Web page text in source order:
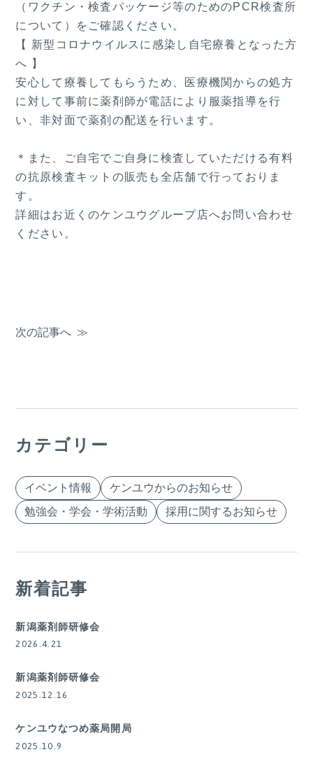
（ワクチン・検査パッケージ等のためのPCR検査所
について）をご確認ください。
【 新型コロナウイルスに感染し自宅療養となった方
へ 】
安心して療養してもらうため、医療機関からの処方
に対して事前に薬剤師が電話により服薬指導を行
い、非対面で薬剤の配送を行います。
＊また、ご自宅でご自身に検査していただける有料
の抗原検査キットの販売も全店舗で行っておりま
す。
詳細はお近くのケンユウグループ店へお問い合わせ
ください。
次の記事へ
カテゴリー
イベント情報
ケンユウからのお知らせ
勉強会・学会・学術活動
採用に関するお知らせ
新着記事
新潟薬剤師研修会
2026.4.21
新潟薬剤師研修会
2025.12.16
ケンユウなつめ薬局開局
2025.10.9